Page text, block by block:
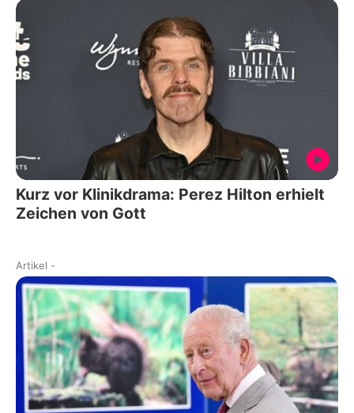
Kurz vor Klinikdrama: Perez Hilton erhielt
Zeichen von Gott
Artikel -